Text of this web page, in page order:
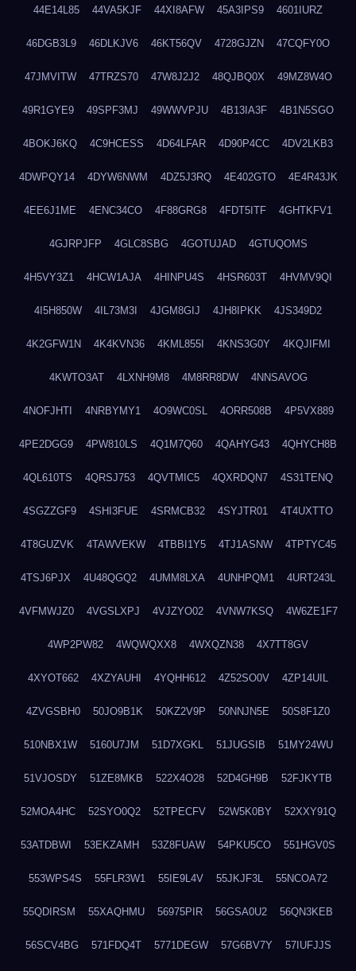
44E14L85 44VA5KJF 44XI8AFW 45A3IPS9 4601IURZ
46DGB3L9 46DLKJV6 46KT56QV 4728GJZN 47CQFY0O
47JMVITW 47TRZS70 47W8J2J2 48QJBQ0X 49MZ8W4O
49R1GYE9 49SPF3MJ 49WWVPJU 4B13IA3F 4B1N5SGO
4BOKJ6KQ 4C9HCESS 4D64LFAR 4D90P4CC 4DV2LKB3
4DWPQY14 4DYW6NWM 4DZ5J3RQ 4E402GTO 4E4R43JK
4EE6J1ME 4ENC34CO 4F88GRG8 4FDT5ITF 4GHTKFV1
4GJRPJFP 4GLC8SBG 4GOTUJAD 4GTUQOMS
4H5VY3Z1 4HCW1AJA 4HINPU4S 4HSR603T 4HVMV9QI
4I5H850W 4IL73M3I 4JGM8GIJ 4JH8IPKK 4JS349D2
4K2GFW1N 4K4KVN36 4KML855I 4KNS3G0Y 4KQJIFMI
4KWTO3AT 4LXNH9M8 4M8RR8DW 4NNSAVOG
4NOFJHTI 4NRBYMY1 4O9WC0SL 4ORR508B 4P5VX889
4PE2DGG9 4PW810LS 4Q1M7Q60 4QAHYG43 4QHYCH8B
4QL610TS 4QRSJ753 4QVTMIC5 4QXRDQN7 4S31TENQ
4SGZZGF9 4SHI3FUE 4SRMCB32 4SYJTR01 4T4UXTTO
4T8GUZVK 4TAWVEKW 4TBBI1Y5 4TJ1ASNW 4TPTYC45
4TSJ6PJX 4U48QGQ2 4UMM8LXA 4UNHPQM1 4URT243L
4VFMWJZ0 4VGSLXPJ 4VJZYO02 4VNW7KSQ 4W6ZE1F7
4WP2PW82 4WQWQXX8 4WXQZN38 4X7TT8GV
4XYOT662 4XZYAUHI 4YQHH612 4Z52SO0V 4ZP14UIL
4ZVGSBH0 50JO9B1K 50KZ2V9P 50NNJN5E 50S8F1Z0
510NBX1W 5160U7JM 51D7XGKL 51JUGSIB 51MY24WU
51VJOSDY 51ZE8MKB 522X4O28 52D4GH9B 52FJKYTB
52MOA4HC 52SYO0Q2 52TPECFV 52W5K0BY 52XXY91Q
53ATDBWI 53EKZAMH 53Z8FUAW 54PKU5CO 551HGV0S
553WPS4S 55FLR3W1 55IE9L4V 55JKJF3L 55NCOA72
55QDIRSM 55XAQHMU 56975PIR 56GSA0U2 56QN3KEB
56SCV4BG 571FDQ4T 5771DEGW 57G6BV7Y 57IUFJJS